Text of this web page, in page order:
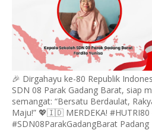
🎉 Dirgahayu ke-80 Republik
SDN 08 Parak Gadang Barat, siap
semangat: “Bersatu Berdaulat,
Maju!” 💖🇮🇩 MERDEKA!
#SDN08ParakGadangBarat Padang